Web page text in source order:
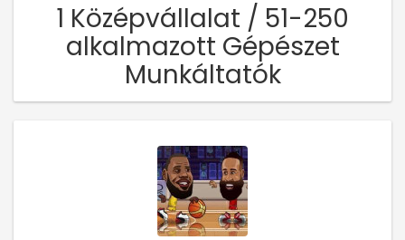
1 Középvállalat / 51-250
alkalmazott Gépészet
Munkáltatók